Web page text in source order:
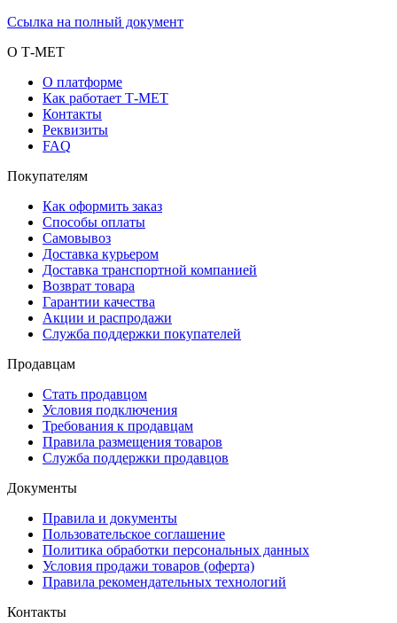
Ссылка на полный документ
О Т-МЕТ
О платформе
Как работает Т-МЕТ
Контакты
Реквизиты
FAQ
Покупателям
Как оформить заказ
Способы оплаты
Самовывоз
Доставка курьером
Доставка транспортной компанией
Возврат товара
Гарантии качества
Акции и распродажи
Служба поддержки покупателей
Продавцам
Стать продавцом
Условия подключения
Требования к продавцам
Правила размещения товаров
Служба поддержки продавцов
Документы
Правила и документы
Пользовательское соглашение
Политика обработки персональных данных
Условия продажи товаров (оферта)
Правила рекомендательных технологий
Контакты